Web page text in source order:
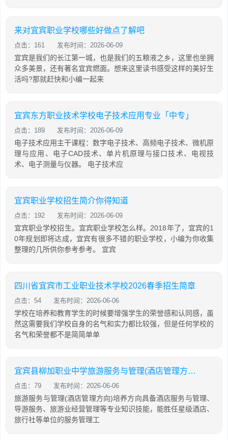
来对宜宾职业学校哪些好做点了解吧
点击：161 发布时间：2026-06-09
宜宾是我们的长江第一城，也是我们的五粮液之乡，这里也坐拥
众多美景，还有著名宜宾燃面。想来这里读书感受这样的美好生
活吗?那就赶快和小编一起来
宜宾东方职业技术学校电子技术应用专业「中专」
点击：189 发布时间：2026-06-09
电子技术应用主干课程：数字电子技术、高频电子技术、微机原
理与应用、电子CAD技术、单片机原理与接口技术、电视技
术、电子测量与仪器。 电子技术应
宜宾职业学校招生简介你得知道
点击：192 发布时间：2026-06-09
宜宾职业学校招生。宜宾职业学校怎么样。2018年了，宜宾的1
0年规划即将达成，宜宾有很多不错的职业学校，小编为你收集
整理的几所供你参考参考。 宜宾
四川省宜宾市工业职业技术学校2026春季招生简章
点击：54 发布时间：2026-06-06
学校在培养和教育学生的时候要增强学生的荣誉感和认同感，虽
然这需要我们学校自身的名气和实力都比较强，但是任何学校的
名气和荣誉都不是简简单单
宜宾县柳加职业中学旅游服务与管理(酒店管理方向)专业「中专」
点击：79 发布时间：2026-06-06
旅游服务与管理(酒店管理方向)培养方向具备酒店服务与管理、
导游服务、旅游业经营管理等专业知识技能，能胜任星级酒店、
旅行社等单位的服务管理工